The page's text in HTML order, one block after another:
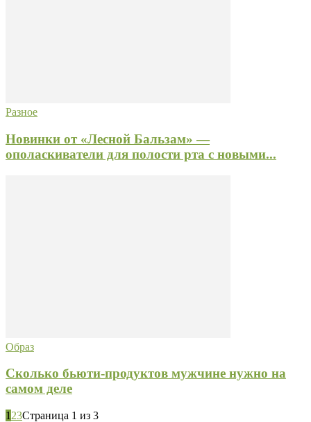
Разное
Новинки от «Лесной Бальзам» —
ополаскиватели для полости рта с новыми...
Образ
Сколько бьюти-продуктов мужчине нужно на
самом деле
1 23Страница 1 из 3